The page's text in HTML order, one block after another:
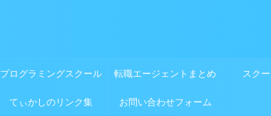
プログラミングスクール 転職エージェントまとめ スク
てぃかしのリンク集 お問い合わせフォーム